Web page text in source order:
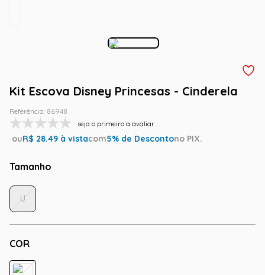
Kit Escova Disney Princesas - Cinderela
Referência: 86948
seja o primeiro a avaliar
ouR$ 28.49 à vistacom5% de Descontono PIX.
Tamanho
COR
U